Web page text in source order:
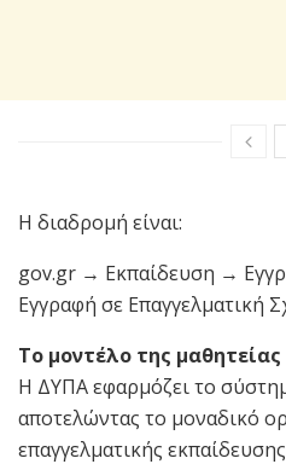
Η διαδρομή είναι:
gov.gr → Εκπαίδευση →
Εγγραφή σε Επαγγελματική
Το μοντέλο της μαθητείας
Η ΔΥΠΑ εφαρμόζει το
αποτελώντας το μοναδικό
επαγγελματικής